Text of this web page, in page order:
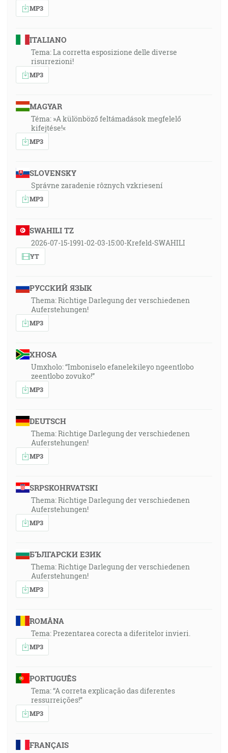
MP3
ITALIANO
Tema: La corretta esposizione delle diverse
risurrezioni!
MP3
MAGYAR
Téma: »A különböző feltámadások megfelelő
kifejtése!«
MP3
SLOVENSKY
Správne zaradenie rôznych vzkriesení
MP3
SWAHILI TZ
2026-07-15-1991-02-03-15:00-Krefeld-SWAHILI
YT
РУССКИЙ ЯЗЫК
Thema: Richtige Darlegung der verschiedenen
Auferstehungen!
MP3
XHOSA
Umxholo: “Imboniselo efanelekileyo ngeentlobo
zeentlobo zovuko!”
MP3
DEUTSCH
Thema: Richtige Darlegung der verschiedenen
Auferstehungen!
MP3
SRPSKOHRVATSKI
Thema: Richtige Darlegung der verschiedenen
Auferstehungen!
MP3
БЪЛГАРСКИ ЕЗИК
Thema: Richtige Darlegung der verschiedenen
Auferstehungen!
MP3
ROMÂNA
Tema: Prezentarea corecta a diferitelor invieri.
MP3
PORTUGUÊS
Tema: “A correta explicação das diferentes
ressurreições!”
MP3
FRANÇAIS